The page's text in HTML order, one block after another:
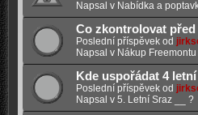
Napsal v Nabídka a
Co zkontrolovat před
Poslední příspěvek od
Napsal v Nákup Freemontu
Kde uspořádat 4
Poslední příspěvek od
Napsal v 5. Letní Sraz __ ?